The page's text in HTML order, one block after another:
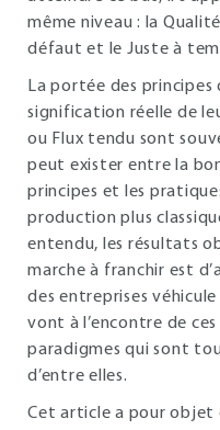
même niveau : la
défaut et le Juste à
La portée des principes
signification réelle de
ou Flux tendu sont
peut exister entre la
principes et les
production plus
entendu, les résultats
marche à franchir est
des entreprises
vont à l’encontre de
paradigmes qui sont
d’entre elles.
Cet article a pour objet